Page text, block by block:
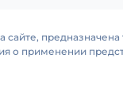
о применении